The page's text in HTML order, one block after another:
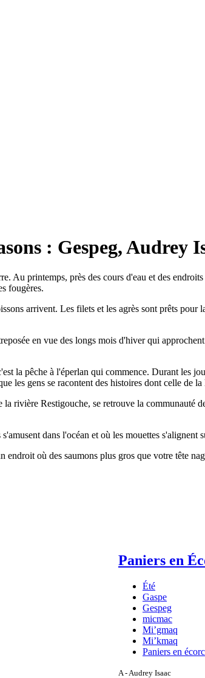
: Gespeg, Audrey
Au printemps, près des cours d'eau et des
fougères.
arrivent. Les filets et les agrès sont prêts
en vue des longs mois d'hiver qui
la pêche à l'éperlan qui commence. Durant les
les gens se racontent des histoires dont celle de
rivière Restigouche, se retrouve la
dans l'océan et où les mouettes
endroit où des saumons plus gros que votre tête
Paniers en
Été
Gaspe
Gespeg
micmac
Mi’gmaq
Mi’kmaq
Paniers en
A - Audrey Isaac